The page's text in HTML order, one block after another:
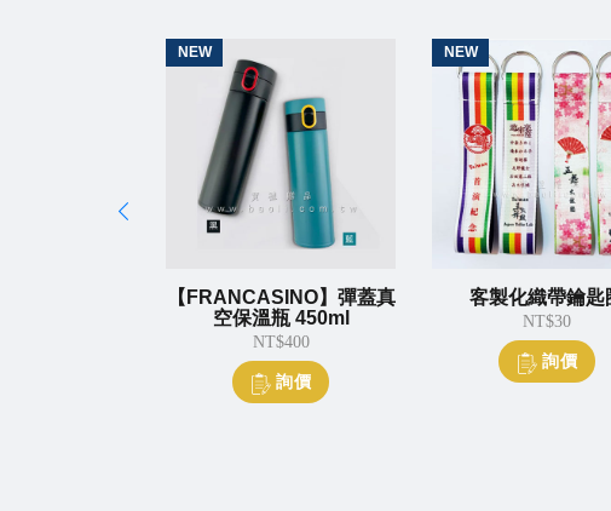
【FRANCASINO】彈蓋真
空保溫瓶 450ml
NT$400
詢價
客製化織帶鑰匙圈
NT$30
詢價